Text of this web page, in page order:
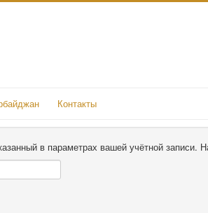
Контакты
в параметрах вашей учётной